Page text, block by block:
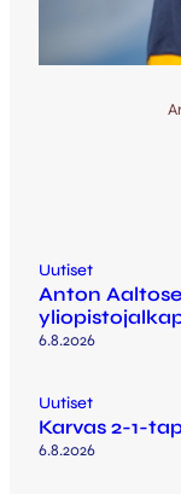
Uutiset
Anton
6.8.2026
Uutiset
Karvas 2-1-
6.8.2026